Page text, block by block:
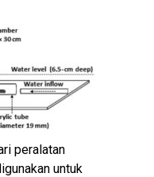
peralatan
untuk